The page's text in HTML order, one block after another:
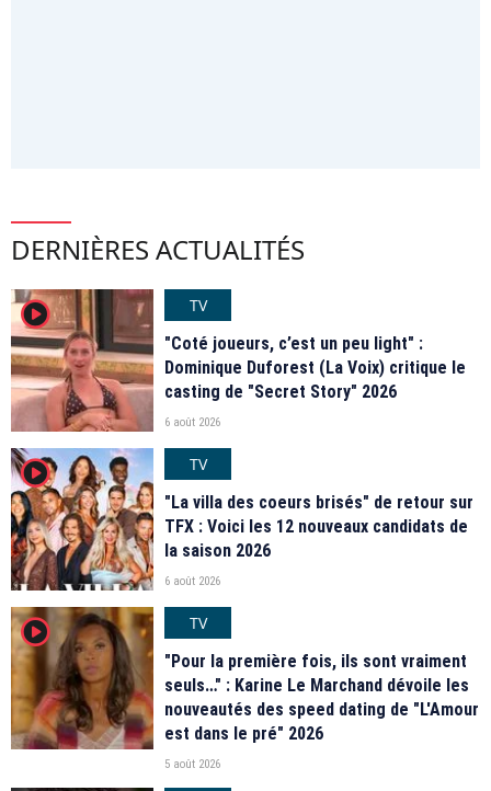
DERNIÈRES ACTUALITÉS
player2
TV
"Coté joueurs, c’est un peu light" :
Dominique Duforest (La Voix) critique le
casting de "Secret Story" 2026
6 août 2026
player2
TV
"La villa des coeurs brisés" de retour sur
TFX : Voici les 12 nouveaux candidats de
la saison 2026
6 août 2026
player2
TV
"Pour la première fois, ils sont vraiment
seuls…" : Karine Le Marchand dévoile les
nouveautés des speed dating de "L'Amour
est dans le pré" 2026
5 août 2026